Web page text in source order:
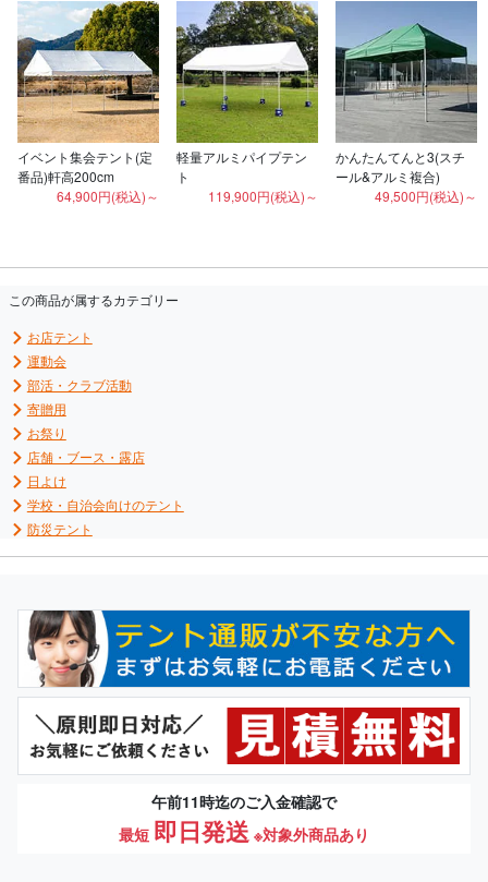
イベント集会テント(定
番品)軒高200cm
64,900円(税込)～
軽量アルミパイプテン
ト
119,900円(税込)～
かんたんてんと3(スチ
ール&アルミ複合)
49,500円(税込)～
この商品が属するカテゴリー
お店テント
運動会
部活・クラブ活動
寄贈用
お祭り
店舗・ブース・露店
日よけ
学校・自治会向けのテント
防災テント
午前11時迄のご入金確認で
最短 即日発送 ※対象外商品あり